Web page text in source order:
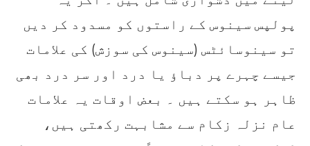
پولپس سینوس کے راستوں کو مسدود کر دیں
تو سینوسائٹس (سینوس کی سوزش) کی علامات
جیسے چہرے پر دباؤ یا درد اور سر درد بھی
ظاہر ہو سکتے ہیں ۔ بعض اوقات یہ علامات
عام نزلہ زکام سے مشابہت رکھتی ہیں،